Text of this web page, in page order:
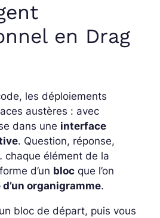
en Drag
les déploiements
austères : avec
dans une interface
. Question, réponse,
élément de la
d’un bloc que l’on
organigramme.
bloc de départ, puis vous